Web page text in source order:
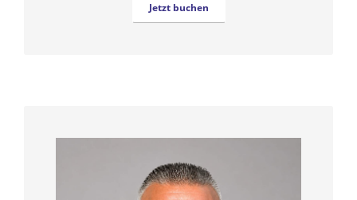
Jetzt buchen